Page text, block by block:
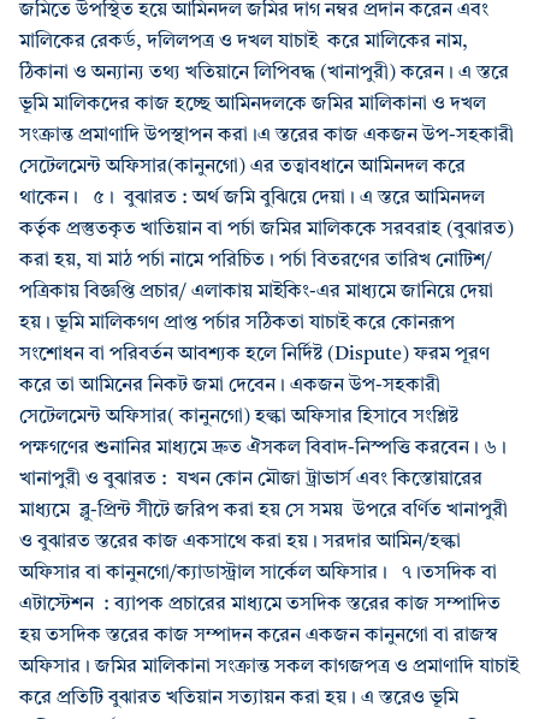
জমিতে উপস্থিত হয়ে আমিনদল জমির দাগ নম্বর প্রদান করেন এবং
মালিকের রেকর্ড, দলিলপত্র ও দখল যাচাই করে মালিকের নাম,
ঠিকানা ও অন্যান্য তথ্য খতিয়ানে লিপিবদ্ধ (খানাপুরী) করেন। এ স্তরে
ভূমি মালিকদের কাজ হচ্ছে আমিনদলকে জমির মালিকানা ও দখল
সংক্রান্ত প্রমাণাদি উপস্থাপন করা।এ স্তরের কাজ একজন উপ-সহকারী
সেটেলমেন্ট অফিসার(কানুনগো) এর তত্বাবধানে আমিনদল করে
থাকেন। ৫। বুঝারত : অর্থ জমি বুঝিয়ে দেয়া। এ স্তরে আমিনদল
কর্তৃক প্রস্তুতকৃত খাতিয়ান বা পর্চা জমির মালিককে সরবরাহ (বুঝারত)
করা হয়, যা মাঠ পর্চা নামে পরিচিত। পর্চা বিতরণের তারিখ নোটিশ/
পত্রিকায় বিজ্ঞপ্তি প্রচার/ এলাকায় মাইকিং-এর মাধ্যমে জানিয়ে দেয়া
হয়। ভূমি মালিকগণ প্রাপ্ত পর্চার সঠিকতা যাচাই করে কোনরূপ
সংশোধন বা পরিবর্তন আবশ্যক হলে নির্দিষ্ট (Dispute) ফরম পূরণ
করে তা আমিনের নিকট জমা দেবেন। একজন উপ-সহকারী
সেটেলমেন্ট অফিসার( কানুনগো) হল্কা অফিসার হিসাবে সংশ্লিষ্ট
পক্ষগণের শুনানির মাধ্যমে দ্রুত ঐসকল বিবাদ-নিস্পত্তি করবেন। ৬।
খানাপুরী ও বুঝারত : যখন কোন মৌজা ট্রাভার্স এবং কিস্তোয়ারের
মাধ্যমে ব্লু-প্রিন্ট সীটে জরিপ করা হয় সে সময় উপরে বর্ণিত খানাপুরী
ও বুঝারত স্তরের কাজ একসাথে করা হয়। সরদার আমিন/হল্কা
অফিসার বা কানুনগো/ক্যাডাস্ট্রাল সার্কেল অফিসার। ৭।তসদিক বা
এটাস্টেশন : ব্যাপক প্রচারের মাধ্যমে তসদিক স্তরের কাজ সম্পাদিত
হয় তসদিক স্তরের কাজ সম্পাদন করেন একজন কানুনগো বা রাজস্ব
অফিসার। জমির মালিকানা সংক্রান্ত সকল কাগজপত্র ও প্রমাণাদি যাচাই
করে প্রতিটি বুঝারত খতিয়ান সত্যায়ন করা হয়। এ স্তরেও ভূমি